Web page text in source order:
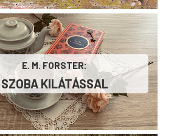
E. M. FORSTER:
SZOBA ​KILÁTÁSSAL